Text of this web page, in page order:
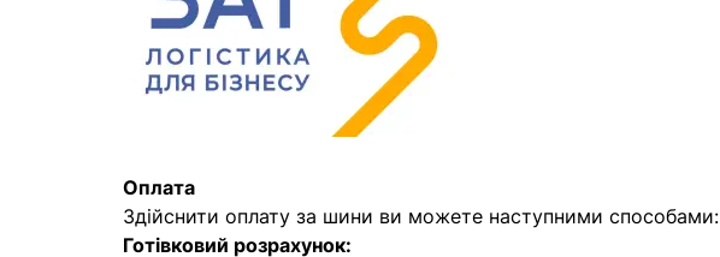
Оплата
Здійснити оплату за шини ви можете наступними способами:
Готівковий розрахунок: